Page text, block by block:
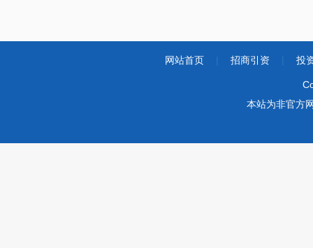
网站首页 招商引资 投
本站为非官方